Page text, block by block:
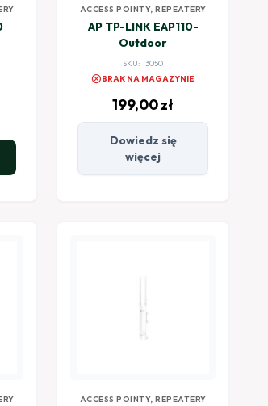
ACCESS POINTY, REPEATERY
AP TP-LINK EAP110-
Outdoor
SKU: 13050
cancelBRAK NA MAGAZYNIE
199,00zł
Dowiedz się
więcej
ACCESS POINTY, REPEATERY